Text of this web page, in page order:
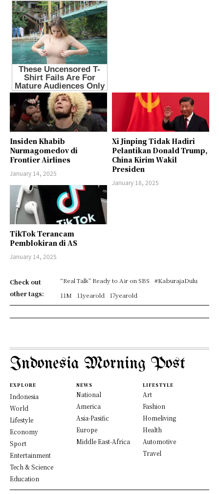
Insiden Khabib
Nurmagomedov di
Frontier Airlines
January 14, 2025
Xi Jinping Tidak Hadiri
Pelantikan Donald Trump,
China Kirim Wakil
Presiden
January 18, 2025
TikTok Terancam
Pemblokiran di AS
January 14, 2025
Check out
other tags:
“Real Talk” Ready to Air on SBS
#KaburajaDulu
11M
11yearold 17yearold
Indonesia Morning Post
EXPLORE
Indonesia
World
Lifestyle
Economy
Sport
Entertainment
Tech & Science
Education
NEWS
National
America
Asia-Pasific
Europe
Middle East-Africa
LIFESTYLE
Art
Fashion
Homeliving
Health
Automotive
Travel